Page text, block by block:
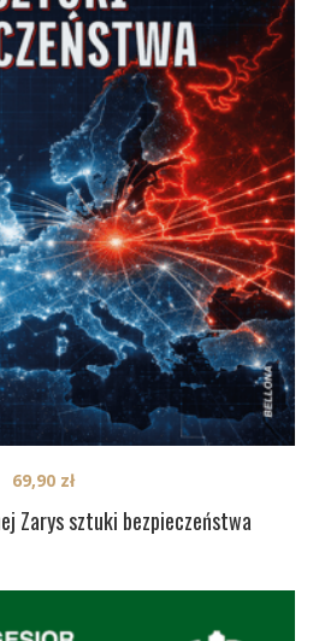
Zarys sztuki bezpieczeństwa
69,90 zł